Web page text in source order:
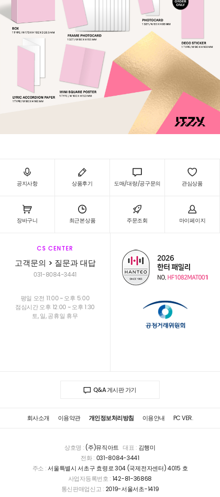
공지사항 상품후기 도매/대량/공구문의 관심상품
장바구니 최근본상품 주문조회 마이페이지
CS CENTER
고객문의 > 질문과 대답
031-8084-3441
평일 오전 11:00 ~ 오후 5:00
점심시간 오후 12:00 ~ 오후 1:30
토, 일, 공휴일 휴무
Q&A 게시판 가기
회사소개 이용약관 개인정보처리방침 이용안내 PC VER.
상호명 :(주)뮤직아트 대표 : 김행미
전화 : 031-8084-3441
주소 :서울특별시 서초구 효령로 304 (국제전자센터) 4015 호
사업자등록번호 : 142-81-36868
통신판매업신고 : 2019-서울서초-1419